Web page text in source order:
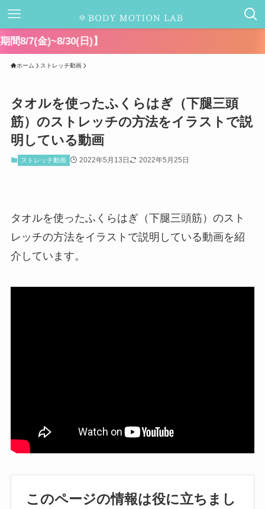
ホーム ストレッチ動画
タオルを使ったふくらはぎ（下腿三頭
筋）のストレッチの方法をイラストで説
明している動画
ストレッチ動画 2022年5月13日 2022年5月25日
タオルを使ったふくらはぎ（下腿三頭筋）のスト
レッチの方法をイラストで説明している動画を紹
介しています。
このページの情報は役に立ちまし